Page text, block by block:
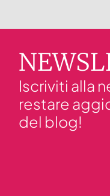
Iscriviti alla
restare
del blog!